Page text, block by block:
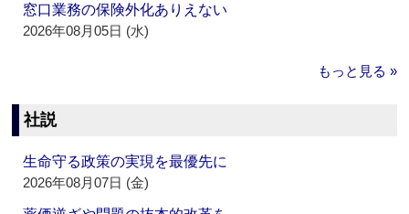
窓口業務の保険外化ありえない
2026年08月05日 (水)
もっと見る »
社説
生命守る政策の実現を最優先に
2026年08月07日 (金)